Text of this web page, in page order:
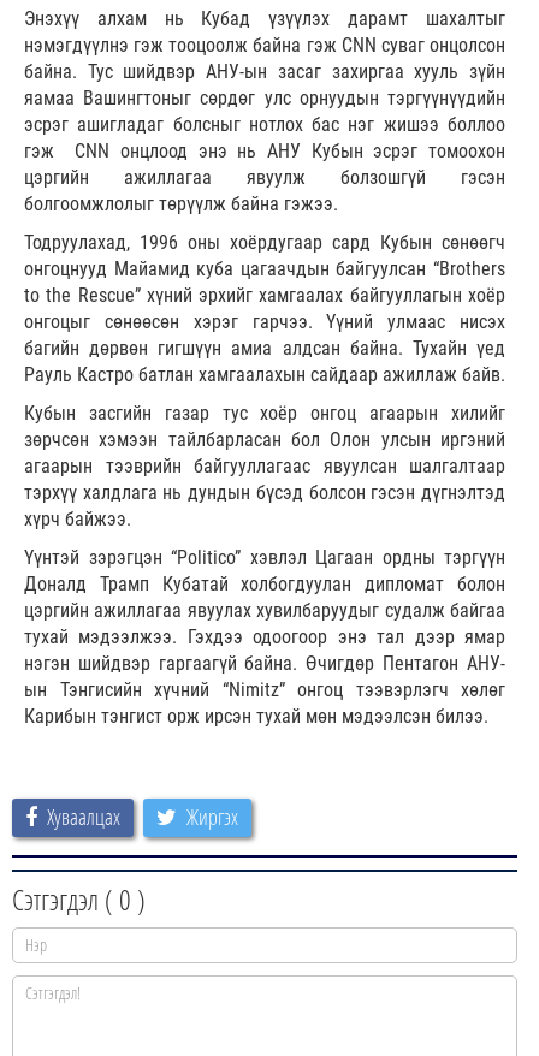
Энэхүү алхам нь Кубад үзүүлэх дарамт шахалтыг
нэмэгдүүлнэ гэж тооцоолж байна гэж CNN суваг онцолсон
байна. Тус шийдвэр АНУ-ын засаг захиргаа хууль зүйн
яамаа Вашингтоныг сөрдөг улс орнуудын тэргүүнүүдийн
эсрэг ашигладаг болсныг нотлох бас нэг жишээ боллоо
гэж CNN онцлоод энэ нь АНУ Кубын эсрэг томоохон
цэргийн ажиллагаа явуулж болзошгүй гэсэн
болгоомжлолыг төрүүлж байна гэжээ.
Тодруулахад, 1996 оны хоёрдугаар сард Кубын сөнөөгч
онгоцнууд Майамид куба цагаачдын байгуулсан “Brothers
to the Rescue” хүний эрхийг хамгаалах байгууллагын хоёр
онгоцыг сөнөөсөн хэрэг гарчээ. Үүний улмаас нисэх
багийн дөрвөн гигшүүн амиа алдсан байна. Тухайн үед
Рауль Кастро батлан хамгаалахын сайдаар ажиллаж байв.
Кубын засгийн газар тус хоёр онгоц агаарын хилийг
зөрчсөн хэмээн тайлбарласан бол Олон улсын иргэний
агаарын тээврийн байгууллагаас явуулсан шалгалтаар
тэрхүү халдлага нь дундын бүсэд болсон гэсэн дүгнэлтэд
хүрч байжээ.
Үүнтэй зэрэгцэн “Politico” хэвлэл Цагаан ордны тэргүүн
Доналд Трамп Кубатай холбогдуулан дипломат болон
цэргийн ажиллагаа явуулах хувилбаруудыг судалж байгаа
тухай мэдээлжээ. Гэхдээ одоогоор энэ тал дээр ямар
нэгэн шийдвэр гаргаагүй байна. Өчигдөр Пентагон АНУ-
ын Тэнгисийн хүчний “Nimitz” онгоц тээвэрлэгч хөлөг
Карибын тэнгист орж ирсэн тухай мөн мэдээлсэн билээ.
Хуваалцах Жиргэх
Сэтгэгдэл ( 0 )